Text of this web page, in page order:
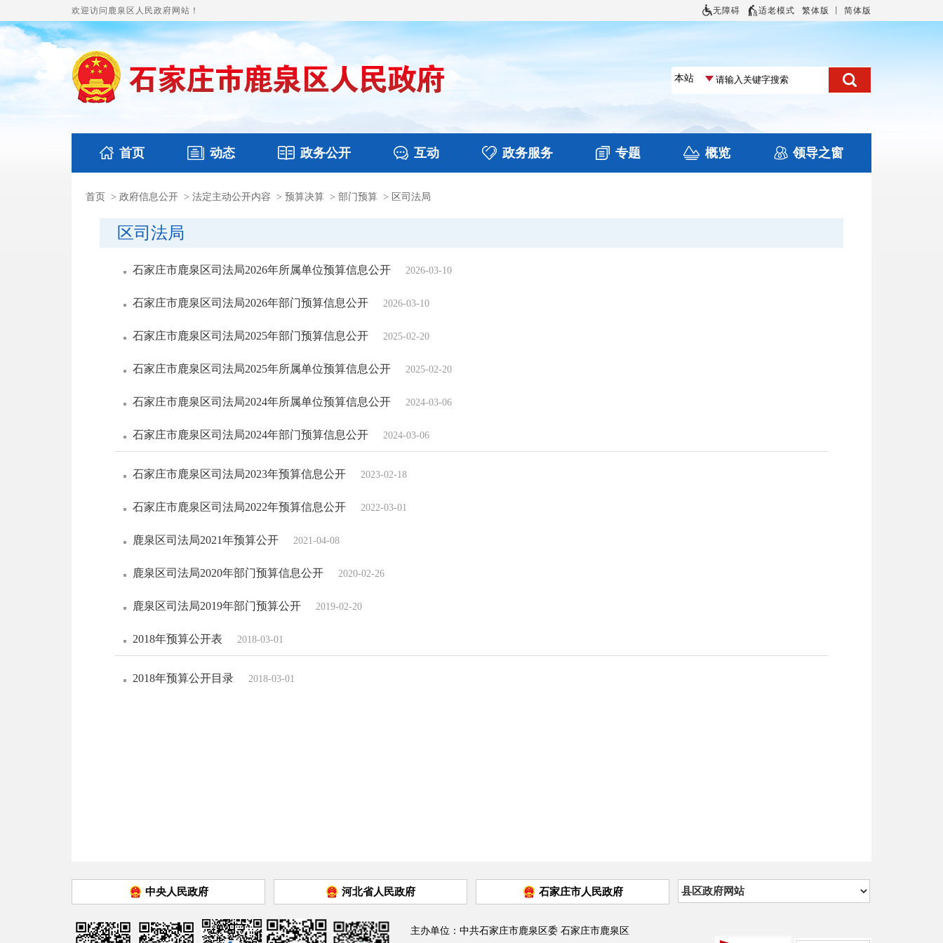
欢迎访问鹿泉区人民政府网站！ 无障碍 适老模式 繁体版 简体版
首页 动态
国务要闻 鹿泉要闻 图片新闻 视频播报
政务公开
本区文件 财政预决算
互动
政务咨询
政务服务 专题
涉企收费目录清单
概览 领导之窗
首页 > 政府信息公开 > 法定主动公开内容 > 预算决算 > 部门预算 > 区司法局
区司法局
石家庄市鹿泉区司法局2026年所属单位预算信息公开 2026-03-10
石家庄市鹿泉区司法局2026年部门预算信息公开 2026-03-10
石家庄市鹿泉区司法局2025年部门预算信息公开 2025-02-20
石家庄市鹿泉区司法局2025年所属单位预算信息公开 2025-02-20
石家庄市鹿泉区司法局2024年所属单位预算信息公开 2024-03-06
石家庄市鹿泉区司法局2024年部门预算信息公开 2024-03-06
石家庄市鹿泉区司法局2023年预算信息公开 2023-02-18
石家庄市鹿泉区司法局2022年预算信息公开 2022-03-01
鹿泉区司法局2021年预算公开 2021-04-08
鹿泉区司法局2020年部门预算信息公开 2020-02-26
鹿泉区司法局2019年部门预算公开 2019-02-20
2018年预算公开表 2018-03-01
2018年预算公开目录 2018-03-01